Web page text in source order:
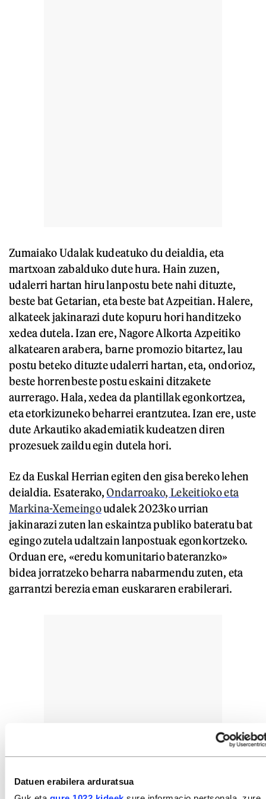
Datuen erabilera arduratsua
Zumaiako Udalak kudeatuko du deialdia, eta
martxoan zabalduko dute hura. Hain zuzen,
udalerri hartan hiru lanpostu bete nahi dituzte,
beste bat Getarian, eta beste bat Azpeitian. Halere,
alkateek jakinarazi dute kopuru hori handitzeko
xedea dutela. Izan ere, Nagore Alkorta Azpeitiko
alkatearen arabera, barne promozio bitartez, lau
postu beteko dituzte udalerri hartan, eta, ondorioz,
beste horrenbeste postu eskaini ditzakete
aurrerago. Hala, xedea da plantillak egonkortzea,
eta etorkizuneko beharrei erantzutea. Izan ere, uste
dute Arkautiko akademiatik kudeatzen diren
prozesuek zaildu egin dutela hori.
Ez da Euskal Herrian egiten den gisa bereko lehen
deialdia. Esaterako,Ondarroako, Lekeitioko eta
Markina-Xemeingoudalek 2023ko urrian
jakinarazi zuten lan eskaintza publiko bateratu bat
egingo zutela udaltzain lanpostuak egonkortzeko.
Orduan ere, «eredu komunitario bateranzko»
bidea jorratzeko beharra nabarmendu zuten, eta
garrantzi berezia eman euskararen erabilerari.